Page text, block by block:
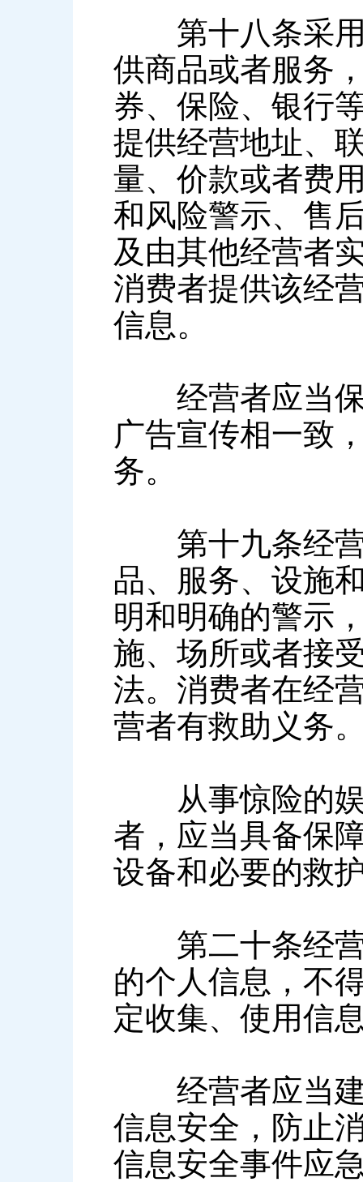
第十八条采用
供商品或者服务
券、保险、银行
提供经营地址、
量、价款或者费
和风险警示、售
及由其他经营者
消费者提供该经
信息。
经营者应当保
广告宣传相一致
务。
第十九条经营
品、服务、设施
明和明确的警示
施、场所或者接
法。消费者在经
营者有救助义务
从事惊险的娱
者，应当具备保
设备和必要的救
第二十条经营
的个人信息，不
定收集、使用信
经营者应当建
信息安全，防止
信息安全事件应